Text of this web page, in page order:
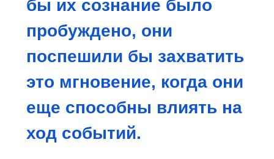
бы их сознание было
пробуждено, они
поспешили бы захватить
это мгновение, когда они
еще способны влиять на
ход событий.